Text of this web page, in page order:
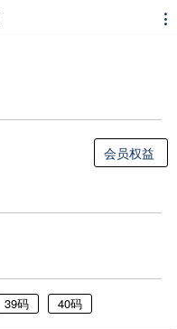

会员权益
39码 40码